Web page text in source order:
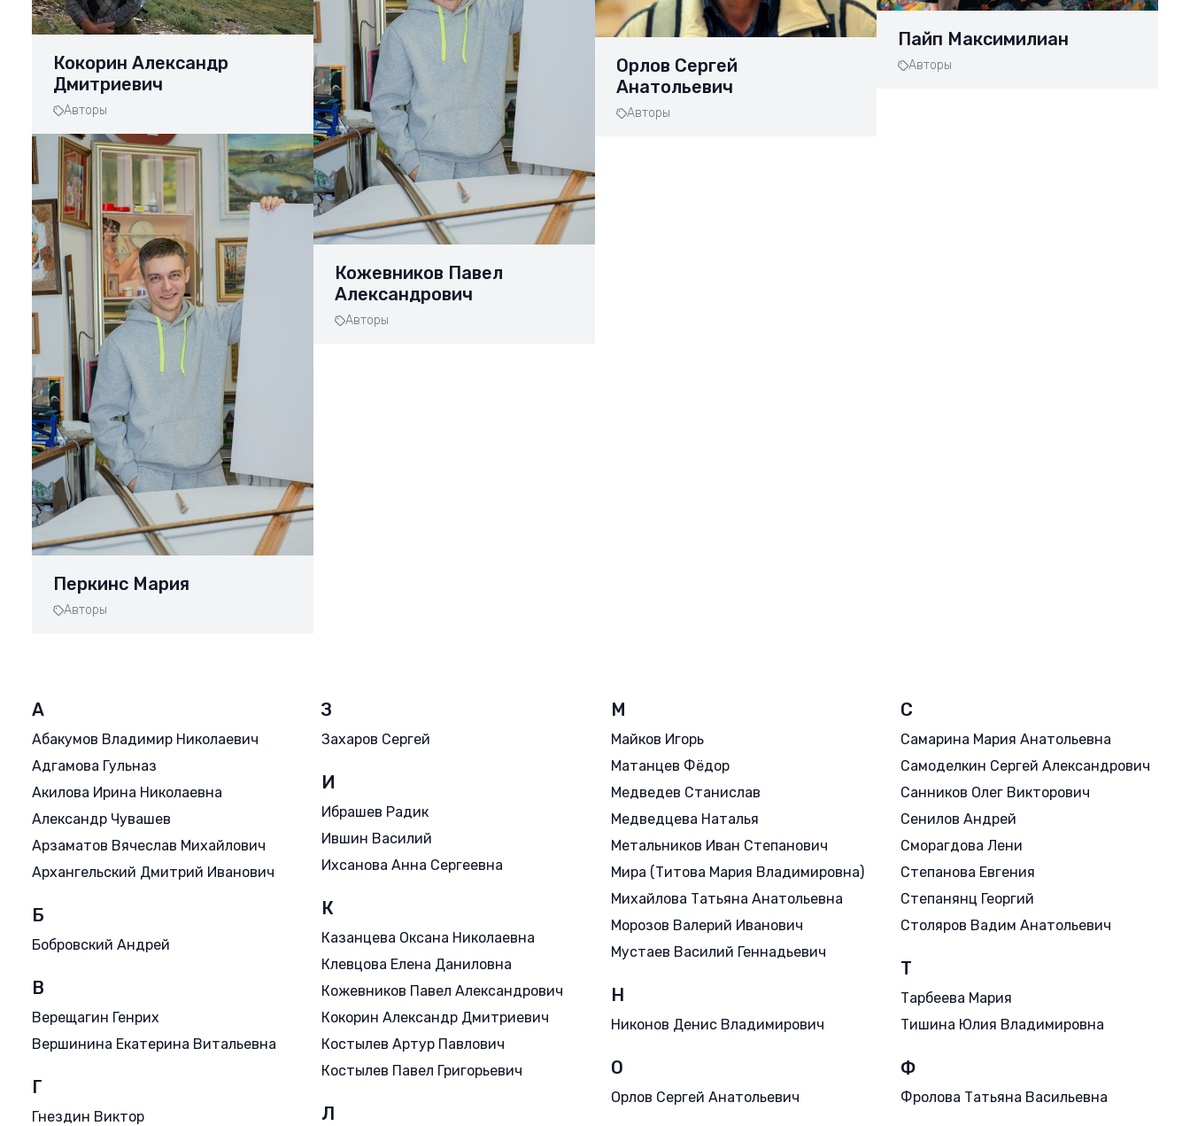
Кокорин Александр
Дмитриевич
Авторы
Перкинс Мария
Авторы
Кожевников Павел
Александрович
Авторы
Орлов Сергей
Анатольевич
Авторы
Пайп Максимилиан
Авторы
А
Абакумов Владимир Николаевич
Адгамова Гульназ
Акилова Ирина Николаевна
Александр Чувашев
Арзаматов Вячеслав Михайлович
Архангельский Дмитрий Иванович
Б
Бобровский Андрей
В
Верещагин Генрих
Вершинина Екатерина Витальевна
Г
Гнездин Виктор
З
Захаров Сергей
И
Ибрашев Радик
Ившин Василий
Ихсанова Анна Сергеевна
К
Казанцева Оксана Николаевна
Клевцова Елена Даниловна
Кожевников Павел Александрович
Кокорин Александр Дмитриевич
Костылев Артур Павлович
Костылев Павел Григорьевич
Л
М
Майков Игорь
Матанцев Фёдор
Медведев Станислав
Медведцева Наталья
Метальников Иван Степанович
Мира (Титова Мария Владимировна)
Михайлова Татьяна Анатольевна
Морозов Валерий Иванович
Мустаев Василий Геннадьевич
Н
Никонов Денис Владимирович
О
Орлов Сергей Анатольевич
С
Самарина Мария Анатольевна
Самоделкин Сергей Александрович
Санников Олег Викторович
Сенилов Андрей
Сморагдова Лени
Степанова Евгения
Степанянц Георгий
Столяров Вадим Анатольевич
Т
Тарбеева Мария
Тишина Юлия Владимировна
Ф
Фролова Татьяна Васильевна